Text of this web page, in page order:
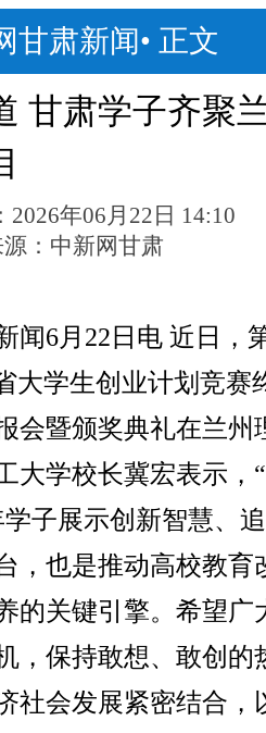
甘肃新闻• 正文
甘肃学子齐聚
2026年06月22日 14:10
： 中新网甘肃
6月22日电 近日，
大学生创业计划竞赛
会暨颁奖典礼在兰州
大学校长冀宏表示，
子展示创新智慧、
，也是推动高校教育
的关键引擎。希望广
，保持敢想、敢创的
社会发展紧密结合，